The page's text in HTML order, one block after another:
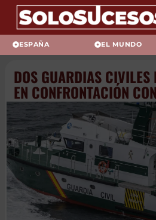
ESPAÑA EL MUNDO
DOS GUARDIAS
LA VIDA EN
CON